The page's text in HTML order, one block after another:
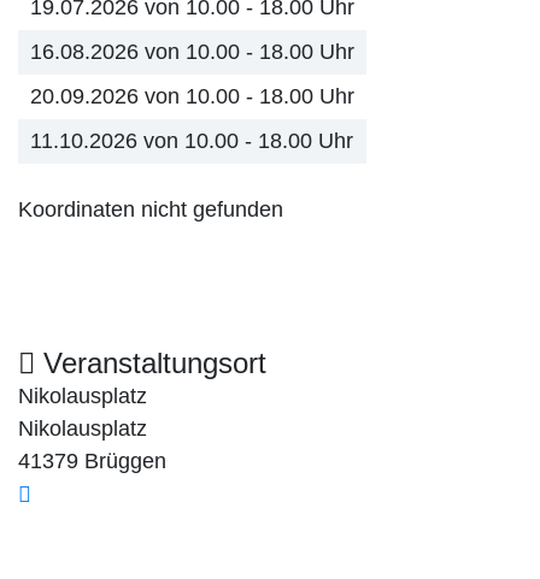
19.07.2026 von 10.00 - 18.00 Uhr
16.08.2026 von 10.00 - 18.00 Uhr
20.09.2026 von 10.00 - 18.00 Uhr
11.10.2026 von 10.00 - 18.00 Uhr
Koordinaten nicht gefunden
Veranstaltungsort
Nikolausplatz
Nikolausplatz
41379 Brüggen